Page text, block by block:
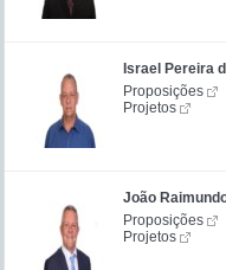
Israel Pereira
Proposições
Projetos
João
Proposições
Projetos